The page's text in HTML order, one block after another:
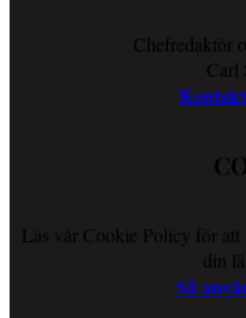
Chefredaktör
Carl
Läs vår Cookie Policy för
din
Så